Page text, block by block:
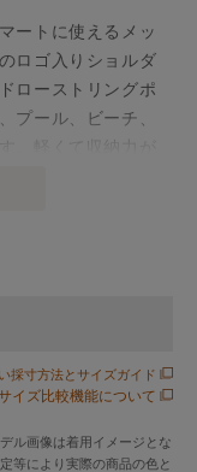
ートに使えるメッ
ロゴ入りショルダ
ローストリングポ
プール、ビーチ、
レゴン州に本社を
社員のジェフ・ジ
アイテム展開によ
トネスカンパニーで
採寸方法とサイズガイド
イズ比較機能について
ル画像は着用イメージとな
等により実際の商品の色と